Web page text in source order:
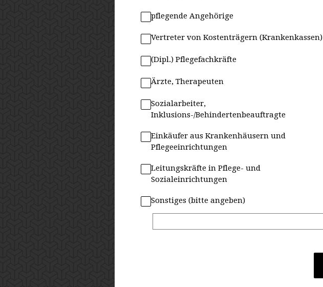
pflegende Angehörige
Vertreter von Kostenträgern (Krankenkassen)
(Dipl.) Pflegefachkräfte
Ärzte, Therapeuten
Sozialarbeiter,
Inklusions-/Behindertenbeauftragte
Einkäufer aus Krankenhäusern und
Pflegeeinrichtungen
Leitungskräfte in Pflege- und
Sozialeinrichtungen
Sonstiges (bitte angeben)